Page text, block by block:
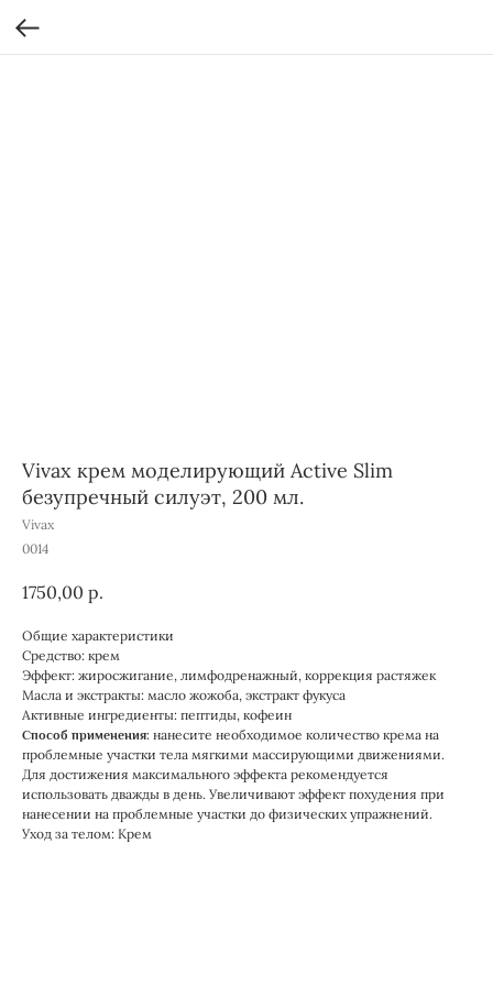
Vivax крем моделирующий Active Slim
безупречный силуэт, 200 мл.
Vivax
0014
1750,00 р.
Общие характеристики
Средство: крем
Эффект: жиросжигание, лимфодренажный, коррекция растяжек
Масла и экстракты: масло жожоба, экстракт фукуса
Активные ингредиенты: пептиды, кофеин
Способ применения: нанесите необходимое количество крема на
проблемные участки тела мягкими массирующими движениями.
Для достижения максимального эффекта рекомендуется
использовать дважды в день. Увеличивают эффект похудения при
нанесении на проблемные участки до физических упражнений.
Уход за телом: Крем